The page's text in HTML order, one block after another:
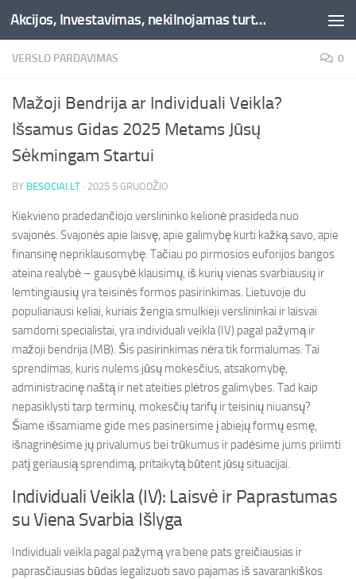
Skip to content Akcijos, Investavimas, nekilnojamas turtas, kriptovaliutos - Besociai.lt
VERSLO PARDAVIMAS 0
Mažoji Bendrija ar Individuali Veikla?
Išsamus Gidas 2025 Metams Jūsų
Sėkmingam Startui
BY BESOCIAI.LT · 2025 5 GRUODŽIO
Kiekvieno pradedančiojo verslininko kelionė prasideda nuo
svajonės. Svajonės apie laisvę, apie galimybę kurti kažką savo, apie
finansinę nepriklausomybę. Tačiau po pirmosios euforijos bangos
ateina realybė – gausybė klausimų, iš kurių vienas svarbiausių ir
lemtingiausių yra teisinės formos pasirinkimas. Lietuvoje du
populiariausi keliai, kuriais žengia smulkieji verslininkai ir laisvai
samdomi specialistai, yra individuali veikla (IV) pagal pažymą ir
mažoji bendrija (MB). Šis pasirinkimas nėra tik formalumas. Tai
sprendimas, kuris nulems jūsų mokesčius, atsakomybę,
administracinę naštą ir net ateities plėtros galimybes. Tad kaip
nepasiklysti tarp terminų, mokesčių tarifų ir teisinių niuansų?
Šiame išsamiame gide mes pasinersime į abiejų formų esmę,
išnagrinėsime jų privalumus bei trūkumus ir padėsime jums priimti
patį geriausią sprendimą, pritaikytą būtent jūsų situacijai.
Individuali Veikla (IV): Laisvė ir Paprastumas
su Viena Svarbia Išlyga
Individuali veikla pagal pažymą yra bene pats greičiausias ir
paprasčiausias būdas legalizuoti savo pajamas iš savarankiškos